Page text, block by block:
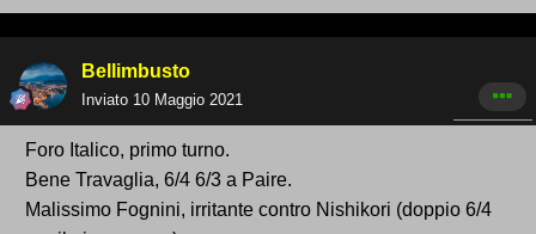
Bellimbusto
Inviato 10 Maggio 2021
Foro Italico, primo turno.
Bene Travaglia, 6/4 6/3 a Paire.
Malissimo Fognini, irritante contro Nishikori (doppio 6/4